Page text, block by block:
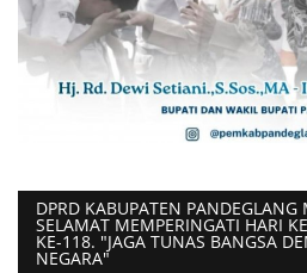
DPRD KABUPATEN PANDEGLANG
SELAMAT MEMPERINGATI HARI
KE-118. "JAGA TUNAS BANGSA
NEGARA"